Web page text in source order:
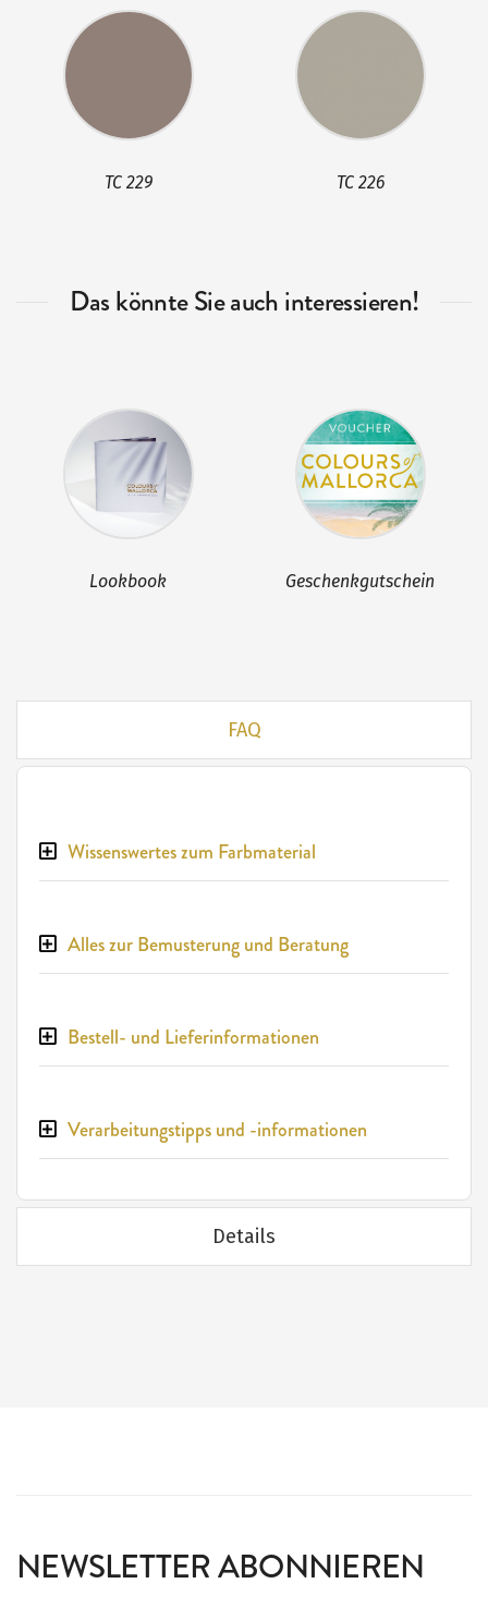
TC 229 TC 226
Das könnte Sie auch interessieren!
Lookbook Geschenkgutschein
FAQ
Wissenswertes zum Farbmaterial
Alles zur Bemusterung und Beratung
Bestell- und Lieferinformationen
Verarbeitungstipps und -informationen
Details
NEWSLETTER ABONNIEREN